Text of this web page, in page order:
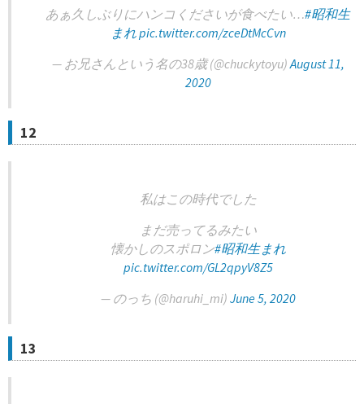
あぁ久しぶりにハンコくださいが食べたい…#昭和生
まれpic.twitter.com/zceDtMcCvn
— お兄さんという名の38歳 (@chuckytoyu)August 11,
2020
12
私はこの時代でした
まだ売ってるみたい
懐かしのスポロン#昭和生まれ
pic.twitter.com/GL2qpyV8Z5
— のっち (@haruhi_mi) June 5, 2020
13